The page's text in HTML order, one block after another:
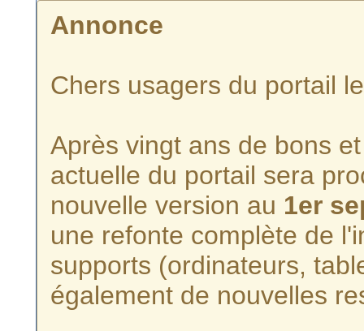
Annonce
Chers usagers du portail
Après vingt ans de bons
actuelle du portail sera
nouvelle version au 1er
une refonte complète de
supports (ordinateurs,
également de nouvelles